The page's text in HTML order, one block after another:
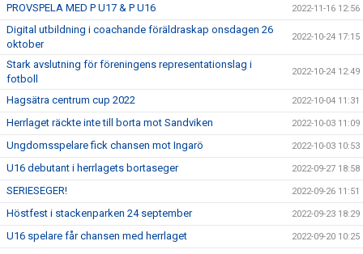
PROVSPELA MED P U17 & P U16 2022-11-16 12:56
Digital utbildning i coachande föräldraskap onsdagen 26
oktober
2022-10-24 17:15
Stark avslutning för föreningens representationslag i
fotboll
2022-10-24 12:49
Hagsätra centrum cup 2022 2022-10-04 11:31
Herrlaget räckte inte till borta mot Sandviken 2022-10-03 11:09
Ungdomsspelare fick chansen mot Ingarö 2022-10-03 10:53
U16 debutant i herrlagets bortaseger 2022-09-27 18:58
SERIESEGER! 2022-09-26 11:51
Höstfest i stackenparken 24 september 2022-09-23 18:29
U16 spelare får chansen med herrlaget 2022-09-20 10:25